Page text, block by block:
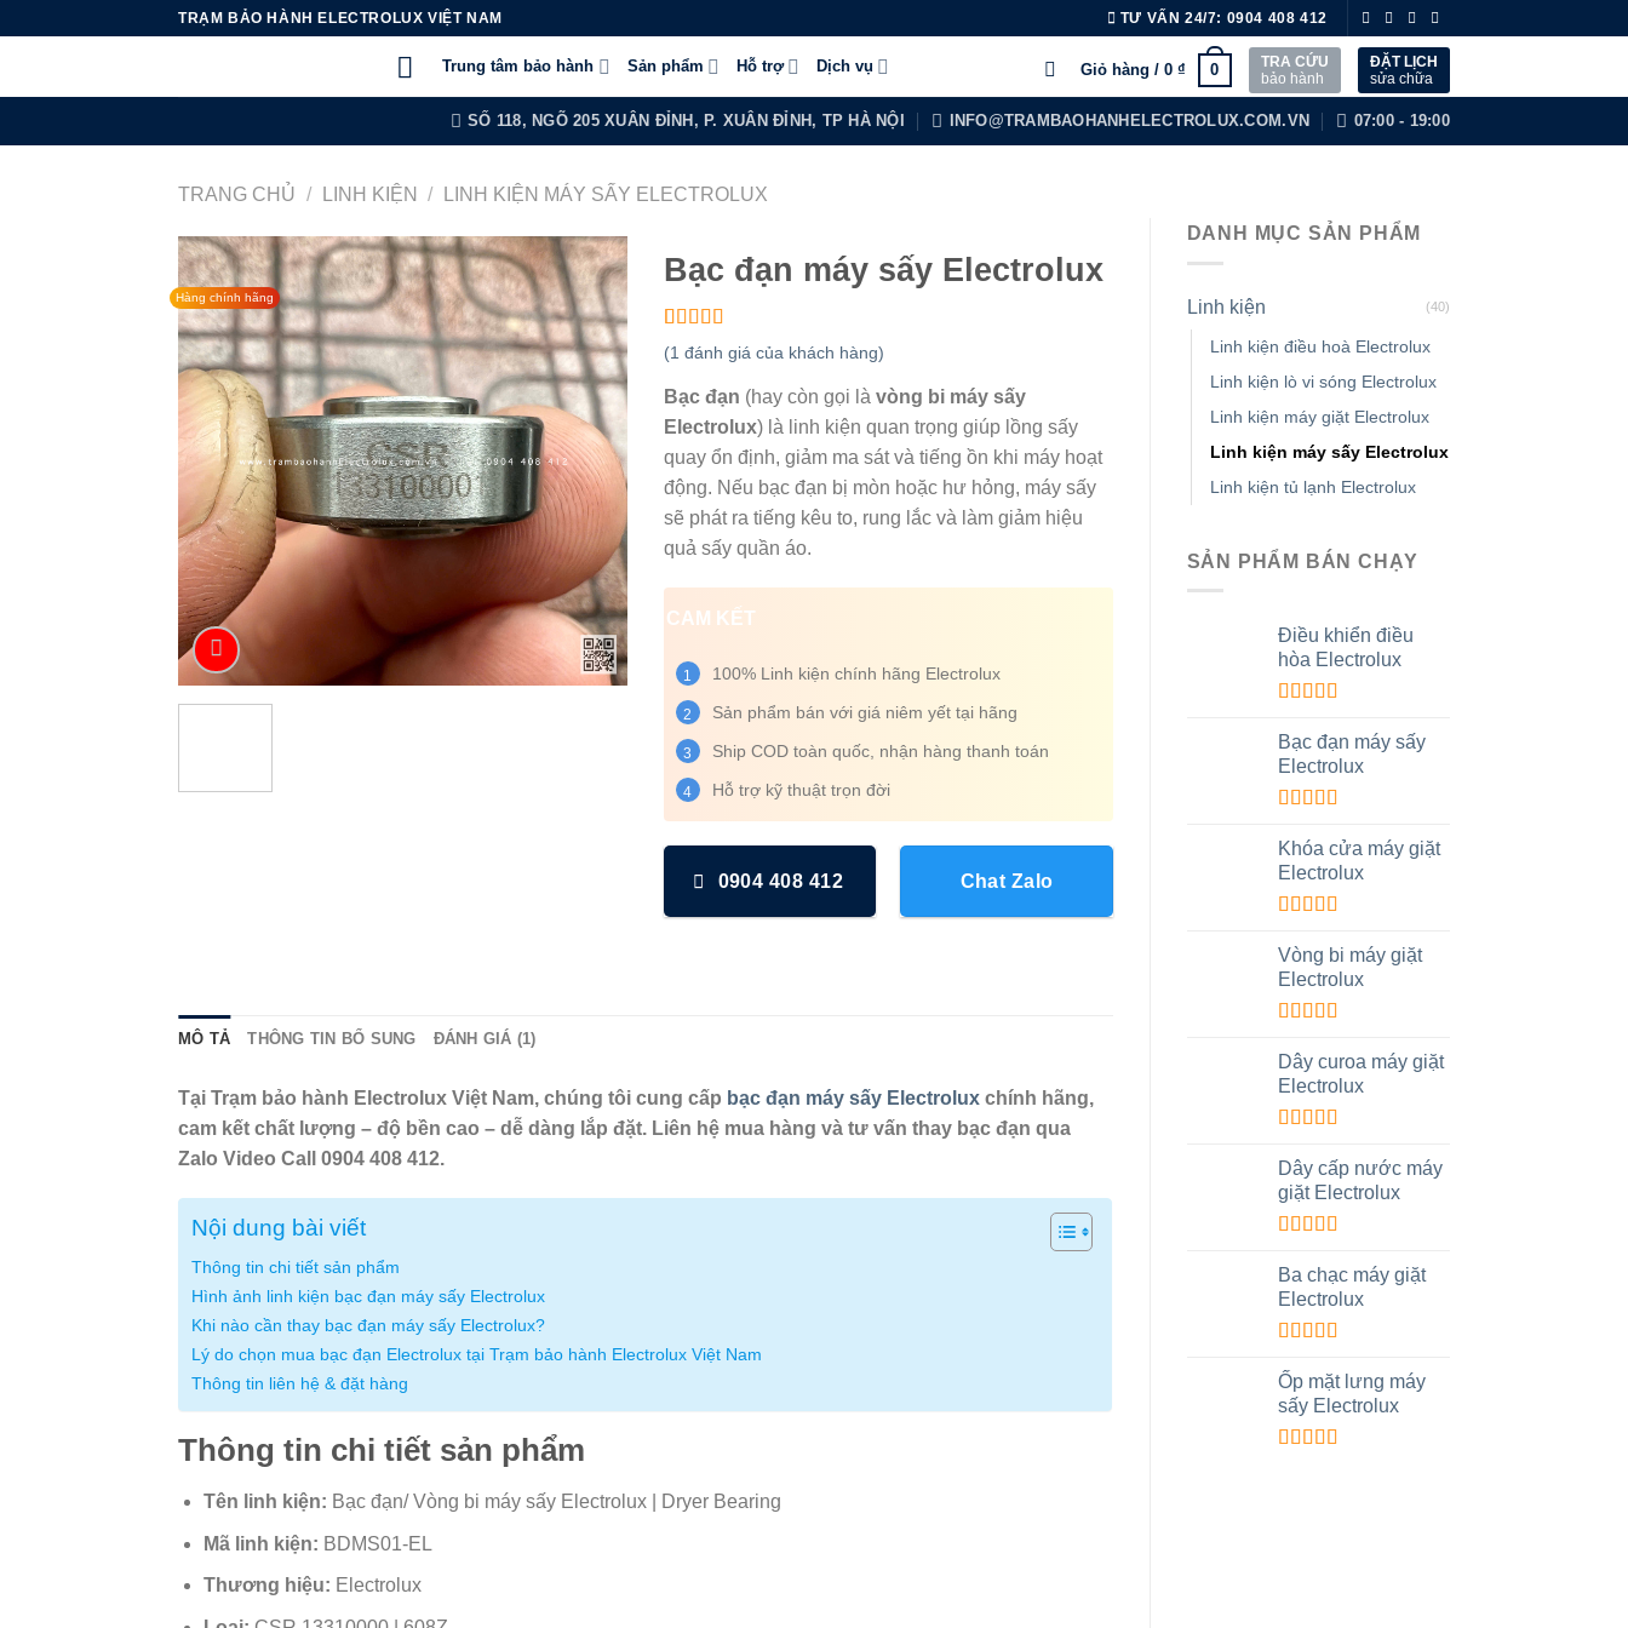
TRẠM BẢO HÀNH ELECTROLUX VIỆT NAM TƯ VẤN 24/7: 0904 408 412
Trung tâm bảo hành Sản phẩm Hỗ trợ Dịch vụ Giỏ hàng / 0 ₫ 0
TRA CỨU
bảo hành
ĐẶT LỊCH
sửa chữa
SỐ 118, NGÕ 205 XUÂN ĐỈNH, P. XUÂN ĐỈNH, TP HÀ NỘI INFO@TRAMBAOHANHELECTROLUX.COM.VN 07:00 - 19:00
TRANG CHỦ / LINH KIỆN /
LINH KIỆN MÁY SẤY ELECTROLUX
DANH MỤC SẢN PHẨM
Linh kiện (40)
Linh kiện điều hoà Electrolux
Linh kiện lò vi sóng Electrolux
Linh kiện máy giặt Electrolux
Linh kiện máy sấy Electrolux
Linh kiện tủ lạnh Electrolux
SẢN PHẨM BÁN CHẠY
Điều khiển điều
hòa Electrolux
hạng5.00 5
sao
Bạc đạn máy sấy
Electrolux
hạng5.005
sao
Khóa cửa máy giặt
Electrolux
hạng5.005
sao
Vòng bi máy giặt
Electrolux
hạng5.005
sao
Dây curoa máy giặt
Electrolux
hạng4.00
5 sao
Dây cấp nước máy
giặt Electrolux
hạng4.00
5 sao
Ba chạc máy giặt
Electrolux
hạng5.005
sao
Ốp mặt lưng máy
sấy Electrolux
Hàng chính hãng
Bạc đạn máy sấy Electrolux
5.00trên 5
dựa trên
1
đánh giá
(1 đánh giá của khách hàng)
Bạc đạn (hay còn gọi là vòng bi máy sấy
Electrolux) là linh kiện quan trọng giúp lồng sấy
quay ổn định, giảm ma sát và tiếng ồn khi máy hoạt
động. Nếu bạc đạn bị mòn hoặc hư hỏng, máy sấy
sẽ phát ra tiếng kêu to, rung lắc và làm giảm hiệu
quả sấy quần áo.
CAM KẾT
1 100% Linh kiện chính hãng Electrolux
2 Sản phẩm bán với giá niêm yết tại hãng
3 Ship COD toàn quốc, nhận hàng thanh toán
4 Hỗ trợ kỹ thuật trọn đời
0904 408 412 Chat Zalo
MÔ TẢ THÔNG TIN BỔ SUNG ĐÁNH GIÁ (1)
Tại Trạm bảo hành Electrolux Việt Nam, chúng tôi cung cấp bạc đạn máy sấy Electrolux chính hãng,
cam kết chất lượng – độ bền cao – dễ dàng lắp đặt. Liên hệ mua hàng và tư vấn thay bạc đạn qua
Zalo Video Call 0904 408 412.
Nội dung bài viết
Thông tin chi tiết sản phẩm
Hình ảnh linh kiện bạc đạn máy sấy Electrolux
Khi nào cần thay bạc đạn máy sấy Electrolux?
Lý do chọn mua bạc đạn Electrolux tại Trạm bảo hành Electrolux Việt Nam
Thông tin liên hệ & đặt hàng
Thông tin chi tiết sản phẩm
Tên linh kiện: Bạc đạn/ Vòng bi máy sấy Electrolux | Dryer Bearing
Mã linh kiện: BDMS01-EL
Thương hiệu: Electrolux